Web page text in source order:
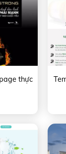
thực